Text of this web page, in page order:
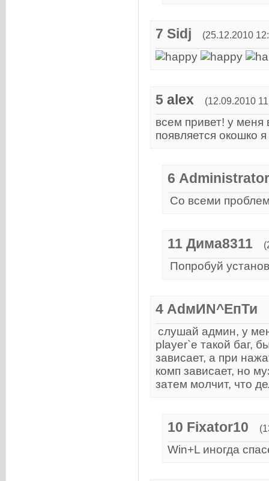
7 Sidj (25.12.2010
5 alex (12.09.2010
всем привет! у меня
появляется окошко
6 Administrator
Со всеми
11 Дима8311
Попробуй
4 АdмИN^ЕпТи
слушай админ, у
player`е такой баг,
зависает, а при
комп зависает, но
затем молчит, что
10 Fixator10
Win+L иногда